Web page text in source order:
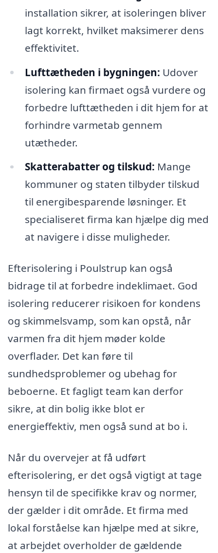
installation sikrer, at isoleringen bliver
lagt korrekt, hvilket maksimerer dens
effektivitet.
Lufttætheden i bygningen: Udover
isolering kan firmaet også vurdere og
forbedre lufttætheden i dit hjem for at
forhindre varmetab gennem
utætheder.
Skatterabatter og tilskud: Mange
kommuner og staten tilbyder tilskud
til energibesparende løsninger. Et
specialiseret firma kan hjælpe dig med
at navigere i disse muligheder.
Efterisolering i Poulstrup kan også
bidrage til at forbedre indeklimaet. God
isolering reducerer risikoen for kondens
og skimmelsvamp, som kan opstå, når
varmen fra dit hjem møder kolde
overflader. Det kan føre til
sundhedsproblemer og ubehag for
beboerne. Et fagligt team kan derfor
sikre, at din bolig ikke blot er
energieffektiv, men også sund at bo i.
Når du overvejer at få udført
efterisolering, er det også vigtigt at tage
hensyn til de specifikke krav og normer,
der gælder i dit område. Et firma med
lokal forståelse kan hjælpe med at sikre,
at arbejdet overholder de gældende